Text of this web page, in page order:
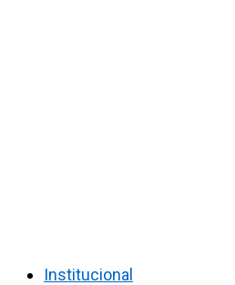
Institucional